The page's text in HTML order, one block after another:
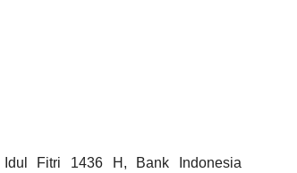
Fitri 1436 H, Bank Indonesia